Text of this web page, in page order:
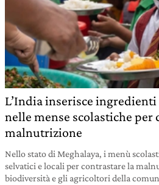
L’India inserisce
nelle mense scolastiche per
malnutrizione
Nello stato di Meghalaya, i menù
selvatici e locali per contrastare la
biodiversità e gli agricoltori della